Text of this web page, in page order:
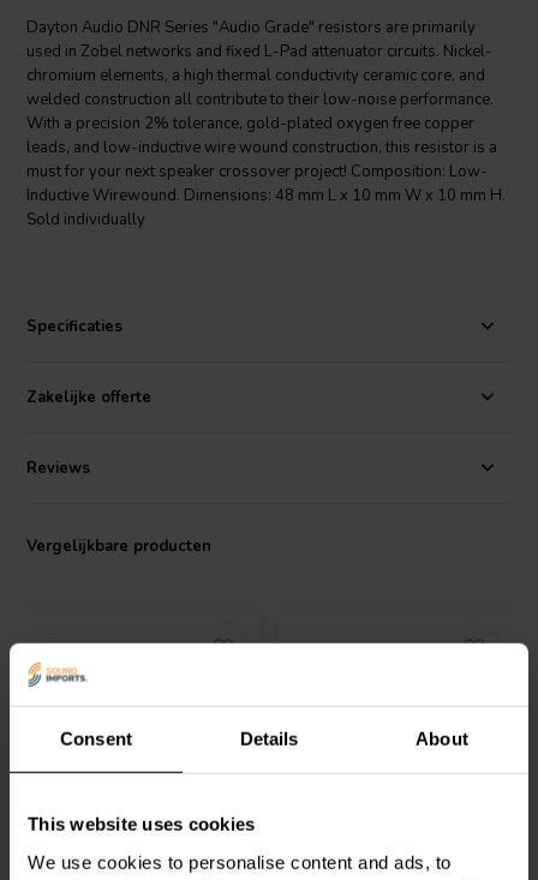
Consent Details About
This website uses cookies
We use cookies to personalise content and ads, to
Dayton Audio DNR Series "Audio Grade" resistors are primarily
used in Zobel networks and fixed L-Pad attenuator circuits. Nickel-
chromium elements, a high thermal conductivity ceramic core, and
welded construction all contribute to their low-noise performance.
With a precision 2% tolerance, gold-plated oxygen free copper
leads, and low-inductive wire wound construction, this resistor is a
must for your next speaker crossover project! Composition: Low-
Inductive Wirewound. Dimensions: 48 mm L x 10 mm W x 10 mm H.
Sold individually
Specificaties
Zakelijke offerte
Reviews
Vergelijkbare producten
8.0 Ω | 10 W | 2%